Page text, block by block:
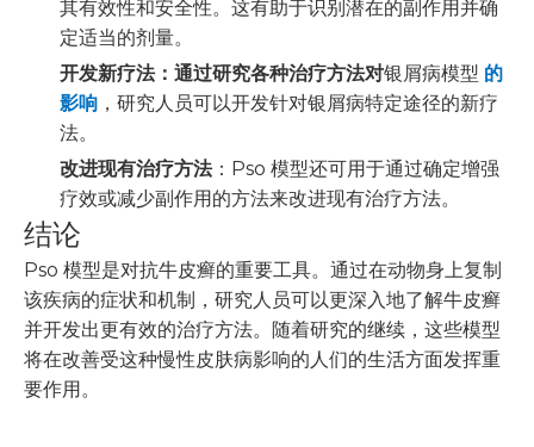
其有效性和安全性。这有助于识别潜在的副作用并确
定适当的剂量。
开发新疗法：通过研究各种治疗方法对银屑病模型 的
影响 ，研究人员可以开发针对银屑病特定途径的新疗
法。
改进现有治疗方法：Pso 模型还可用于通过确定增强
疗效或减少副作用的方法来改进现有治疗方法。
结论
Pso 模型是对抗牛皮癣的重要工具。通过在动物身上复制
该疾病的症状和机制，研究人员可以更深入地了解牛皮癣
并开发出更有效的治疗方法。随着研究的继续，这些模型
将在改善受这种慢性皮肤病影响的人们的生活方面发挥重
要作用。